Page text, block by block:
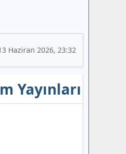
Haziran 2026, 23:32
Yayınları